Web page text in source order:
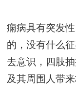
痫病具有突发
的，没有什么
去意识，四肢
及其周围人带